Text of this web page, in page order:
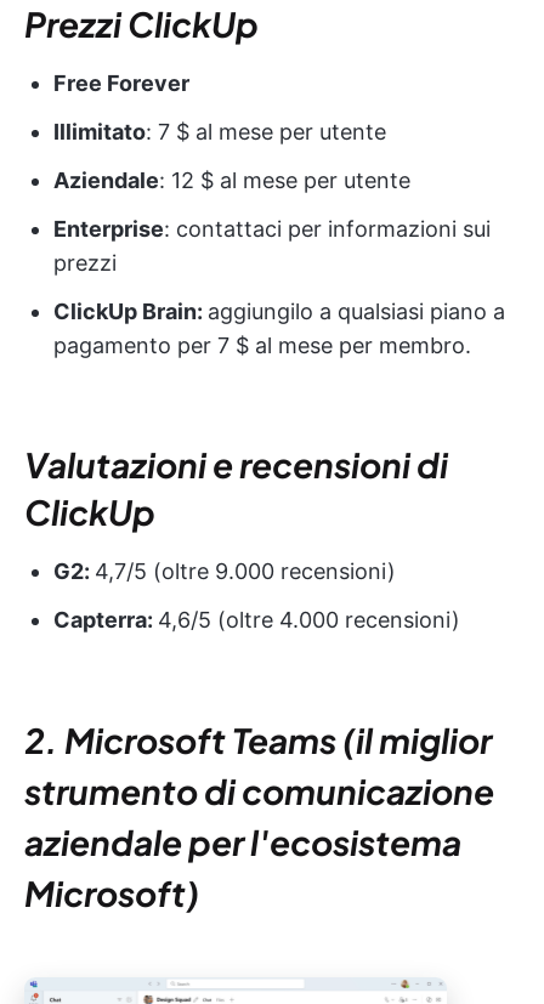
Prezzi ClickUp
Free Forever
Illimitato: 7 $ al mese per utente
Aziendale: 12 $ al mese per utente
Enterprise: contattaci per informazioni sui
prezzi
ClickUp Brain: aggiungilo a qualsiasi piano a
pagamento per 7 $ al mese per membro.
Valutazioni e recensioni di
ClickUp
G2: 4,7/5 (oltre 9.000 recensioni)
Capterra: 4,6/5 (oltre 4.000 recensioni)
2. Microsoft Teams (il miglior
strumento di comunicazione
aziendale per l'ecosistema
Microsoft)